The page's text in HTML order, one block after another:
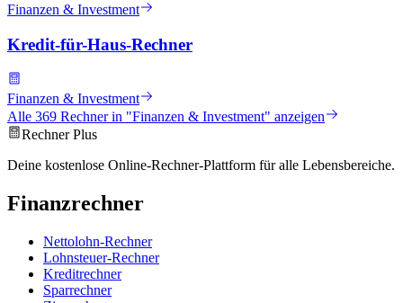
Finanzen & Investment
Kredit-für-Haus-Rechner
Finanzen & Investment
Alle 369 Rechner in "Finanzen & Investment" anzeigen
Rechner Plus
Deine kostenlose Online-Rechner-Plattform für alle Lebensbereiche.
Finanzrechner
Nettolohn-Rechner
Lohnsteuer-Rechner
Kreditrechner
Sparrechner